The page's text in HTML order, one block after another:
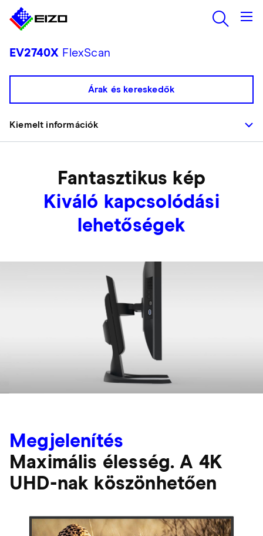
EV2740X FlexScan
Kiemelt információk
Árak és kereskedők
Fantasztikus kép
Kiváló kapcsolódási
lehetőségek
Megjelenítés
Maximális élesség. A 4K
UHD-nak köszönhetően